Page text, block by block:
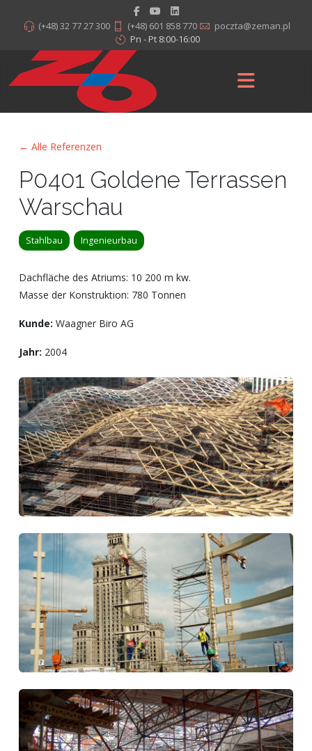
(+48) 32 77 27 300 (+48) 601 858 770
poczta@zeman.pl
Pn - Pt 8:00-16:00
← Alle Referenzen
P0401 Goldene Terrassen
Warschau
Stahlbau Ingenieurbau
Dachfläche des Atriums: 10 200 m kw.
Masse der Konstruktion: 780 Tonnen
Kunde: Waagner Biro AG
Jahr: 2004